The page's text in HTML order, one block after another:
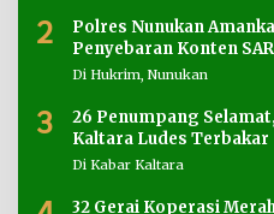
2
Polres Nunukan
Penyebaran Konten
Di Hukrim, Nunukan
3
26 Penumpang
Kaltara Ludes Terbakar
Di Kabar Kaltara
32 Gerai Koperasi